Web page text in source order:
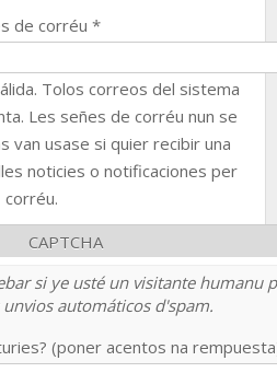
de corréu *
Tolos correos del sistema
Les señes de corréu nun se
van usase si quier recibir una
noticies o notificaciones per
corréu.
CAPTCHA
si ye usté un visitante humanu
automáticos d'spam.
(poner acentos na